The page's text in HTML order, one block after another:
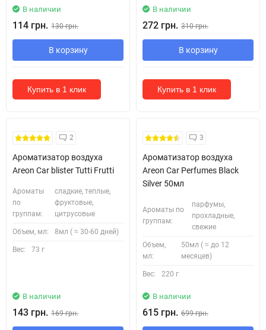
В наличии
114 грн. 130 грн.
В корзину
Купить в 1 клик
В наличии
272 грн. 310 грн.
В корзину
Купить в 1 клик
2
Ароматизатор воздуха
Areon Car blister Tutti Frutti
Ароматы
по
группам:
сладкие, теплые,
фруктовые,
цитрусовые
Объем, мл: 8мл ( ≈ 30-60 дней)
Вес: 73 г
В наличии
143 грн. 169 грн.
3
Ароматизатор воздуха
Areon Car Perfumes Black
Silver 50мл
Ароматы по
группам:
парфумы,
прохладные,
свежие
Объем,
мл:
50мл ( ≈ до 12
месяцев)
Вес: 220 г
В наличии
615 грн. 699 грн.